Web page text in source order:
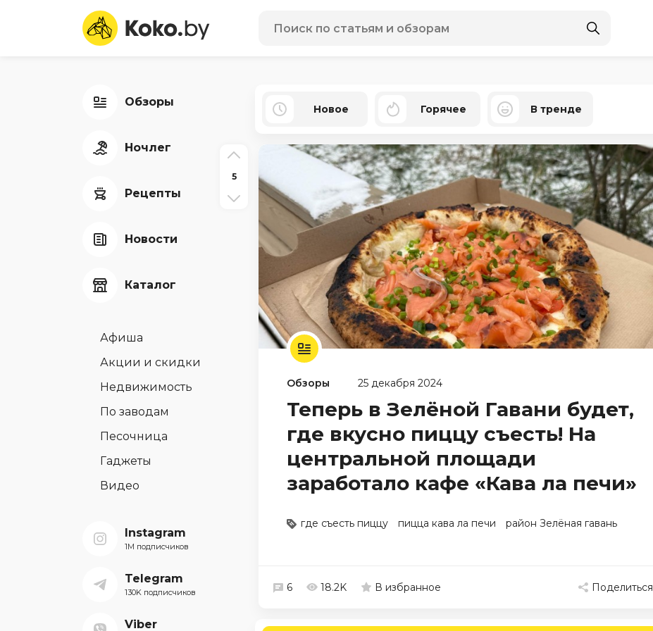
Обзоры
Ночлег
Рецепты
Новости
Каталог
Афиша
Акции и скидки
Недвижимость
По заводам
Песочница
Гаджеты
Видео
Instagram
1M подписчиков
Telegram
130K подписчиков
Viber
Новое Горячее В тренде
5
Обзоры 25 декабря 2024
Теперь в Зелёной Гавани будет,
где вкусно пиццу съесть! На
центральной площади
заработало кафе «Кава ла печи»
где съесть пиццу пицца кава ла печи район Зелёная гавань
6 18.2K В избранное Поделиться